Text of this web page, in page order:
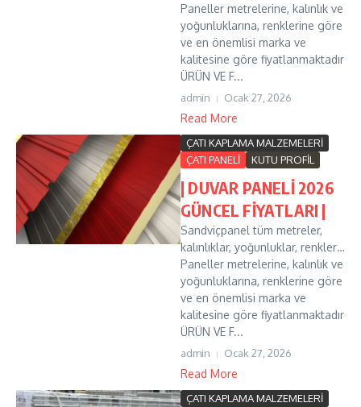
Paneller metrelerine, kalınlık ve
yoğunluklarına, renklerine göre
ve en önemlisi marka ve
kalitesine göre fiyatlanmaktadır
ÜRÜN VE F...
admin Ocak 27, 2026
Read More
ÇATI KAPLAMA MALZEMELERİ
ÇATI PANELİ
KUTU PROFİL
| DUVAR PANELİ 2026
GÜNCEL FİYATLARI |
Sandviçpanel tüm metreler,
kalınlıklar, yoğunluklar, renkler…
Paneller metrelerine, kalınlık ve
yoğunluklarına, renklerine göre
ve en önemlisi marka ve
kalitesine göre fiyatlanmaktadır
ÜRÜN VE F...
admin Ocak 27, 2026
Read More
ÇATI KAPLAMA MALZEMELERİ